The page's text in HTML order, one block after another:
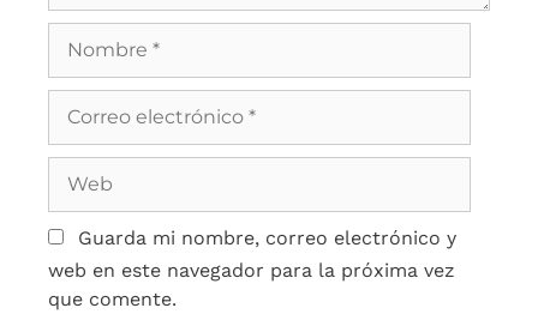
Guarda mi nombre, correo electrónico y
web en este navegador para la próxima vez
que comente.